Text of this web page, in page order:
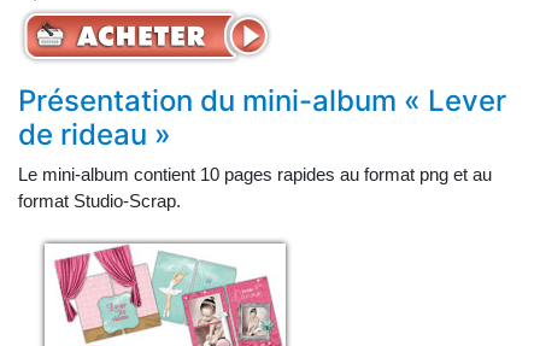
Présentation du mini-album « Lever
de rideau »
Le mini-album contient 10 pages rapides au format png et au
format Studio-Scrap.